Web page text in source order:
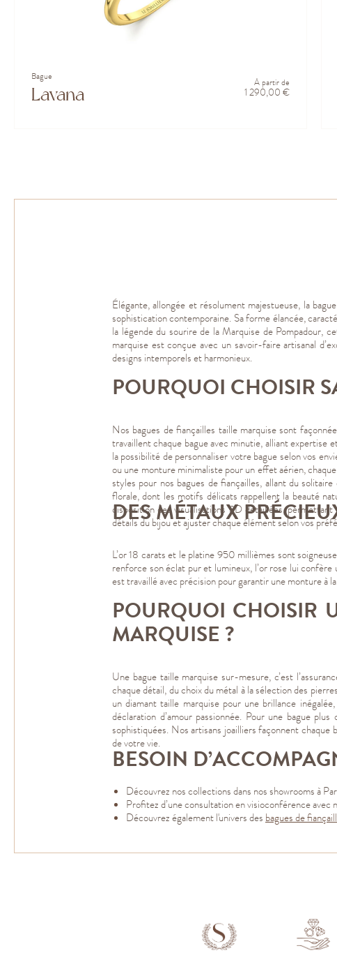
Bague
Lavana
À partir de
1 290,00 €
Élégante, allongée et résolument majestueuse, la
sophistication contemporaine. Sa forme élancée,
la légende du sourire de la Marquise de Pompadour,
marquise est conçue avec un savoir-faire artisanal
designs intemporels et harmonieux.
POURQUOI CHOISIR
Nos bagues de fiançailles taille marquise sont
travaillent chaque bague avec minutie, alliant expertise
la possibilité de personnaliser votre bague selon vos
ou une monture minimaliste pour un effet aérien,
styles pour nos bagues de fiançailles, allant du
florale, dont les motifs délicats rappellent la beauté
disposition des visualisations 3D détaillées,
détails du bijou et ajuster chaque élément selon vos
DES MÉTAUX
L’or 18 carats et le platine 950 millièmes sont
renforce son éclat pur et lumineux, l’or rose lui
est travaillé avec précision pour garantir une monture à
POURQUOI CHOISIR
MARQUISE ?
Une bague taille marquise sur-mesure, c’est
chaque détail, du choix du métal à la sélection des
un diamant taille marquise pour une brillance
déclaration d’amour passionnée. Pour une bague
sophistiquées. Nos artisans joailliers façonnent chaque
de votre vie.
BESOIN
Découvrez nos collections dans nos showrooms à
Profitez d’une consultation en visioconférence
Découvrez également l'univers des bagues de